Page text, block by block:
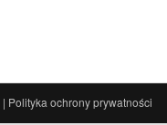
| Polityka ochrony prywatności